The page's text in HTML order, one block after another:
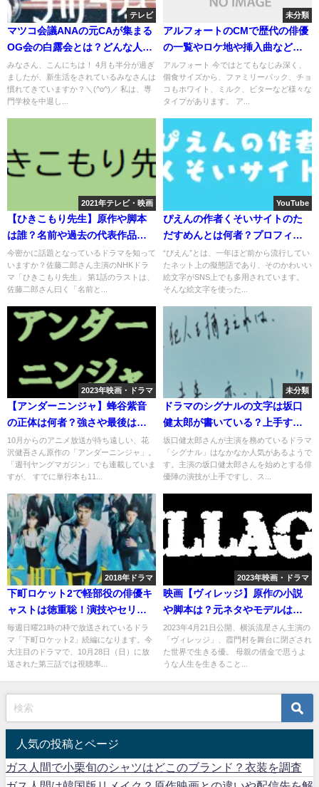
テレビ
マツコ会議ANAの元CAが集まる
OG会の白露会とは？どんな人が
いるの？
みなさん、こんにちは！ 4月も半分が過ぎ
ましたが、新生活をされているみなさんは
慣れてきていますか？＼(^o^)／ 私は、専
門学校を中退し...
未分類
アルフォートのCMで歴代の俳優
の一覧やロケ地や挿入曲などま
とめ
アルフォート 今ではとてもなじみ深く、
個食サイズから、ファミリーパック、チョ
コもホワイト、ミルク、ビターなど様々な
タイプがあります。 ア...
2021年テレビ・映画
【ひきこもり先生】原作や脚本
は誰？名前や過去の代表作品と
評価は？
今密かに話題となっているドラマを知って
いますか？佐藤二郎さん主演のNHKドラ
マ「ひきこもり先生」 第1話のラストは、
佐藤二郎さん曰く「名前と...
YouTube
ぴえんの作者くそいサイトのた
だすめんとは何者？プロフィー
ルや活動は？
“ぴえん”とは、一年ほど前から流行してい
たネット上の擬態語であり、そのかわいい
絵文字がSNS上でも多用されています。
そんな絵文字を使った...
2023年映画・ドラマ
【アンダーニンジャ】蜂谷紫音
の正体は何者？強さや最後はど
うなる？
10月からのアニメ放送が待ち遠しい、花
沢健吾さん原作の「アンダーニンジャ」。
「週刊ヤングマガジン」でも連載していま
すが、 すでに単行本も11...
未分類
ドラマのシグナルの文字は坂口
健太郎が書いている？上手すぎ
ると話題に
坂口健太郎さんが主演を務めているドラマ
「シグナル」はなかなか人気があるようで
す。主演の坂口健太郎さんを始めとする俳
優陣の演技が上手ですし、ス...
2018年ドラマ
下町ロケット2で軽部役の俳優キ
ャストは徳重聡！演技やセリフ
もすごい？
毎週日曜21時の枠で放送されているドラ
マ「下町ロケット2」続編になります。今
大注目のドラマで、10月28日（日）に放
送された第三話では視聴率...
2023年映画・ドラマ
映画【ヴィレッジ】原作の小説
や脚本は？元ネタやモデルはあ
るの？
2023年4月21日公開、横浜流星さん主演の
「ヴィレッジ」、霞門村を舞台に閉ざされ
た世界で生きる優。 母親の借金で思うよ
うな人生を生きること...
人気の投稿とページ
ガス人間で小栗旬のシャツはどこのブランド？衣装を調査